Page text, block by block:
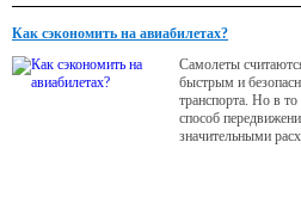
Как сэкономить на авиабилетах?
Самолеты
быстрым и
транспорта. Но в
способ
значительными